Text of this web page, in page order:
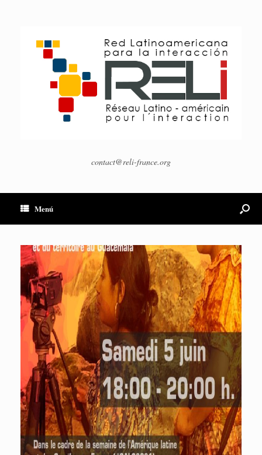
contact@reli-france.org
Menú